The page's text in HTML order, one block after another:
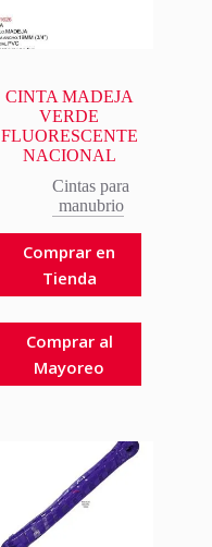
CINTA MADEJA
VERDE
FLUORESCENTE
NACIONAL
Cintas para
manubrio
Comprar en
Tienda
Comprar al
Mayoreo